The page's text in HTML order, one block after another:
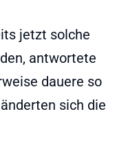
jetzt solche
antwortete
dauere so
sich die